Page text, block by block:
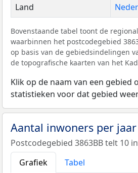
Land
Bovenstaande tabel toont de
waarbinnen het postcodegebied
op basis van de gebiedsindelingen
de topografische kaarten van het
Klik op de naam van een gebied
statistieken voor dat gebied
Aantal inwoners per jaar
Postcodegebied 3863BB telt 10
Grafiek
Tabel